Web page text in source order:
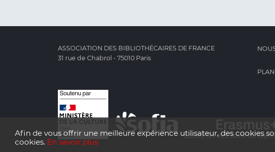
Afin de vous offrir une meilleure expérience utilisateur, des cookies
cookies. En savoir plus
ASSOCIATION DES BIBLIOTHÉCAIRES DE FRANCE
31 rue de Chabrol - 75010 Paris